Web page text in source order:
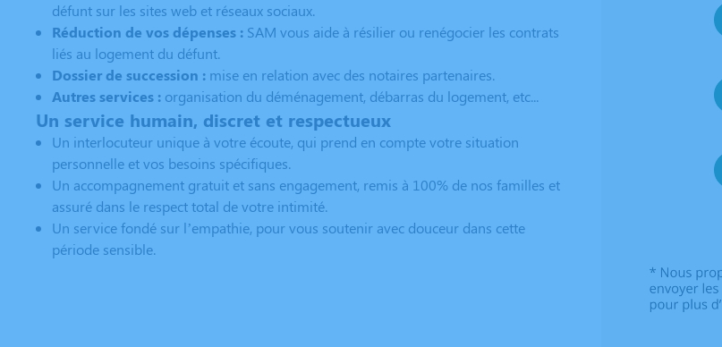
défunt sur les sites web et réseaux sociaux.
Réduction de vos dépenses : SAM vous aide à résilier ou renégocier les contrats
liés au logement du défunt.
Dossier de succession : mise en relation avec des notaires partenaires.
Autres services : organisation du déménagement, débarras du logement, etc...
Un service humain, discret et respectueux
Un interlocuteur unique à votre écoute, qui prend en compte votre situation
personnelle et vos besoins spécifiques.
Un accompagnement gratuit et sans engagement, remis à 100% de nos familles et
assuré dans le respect total de votre intimité.
Un service fondé sur l’empathie, pour vous soutenir avec douceur dans cette
période sensible.